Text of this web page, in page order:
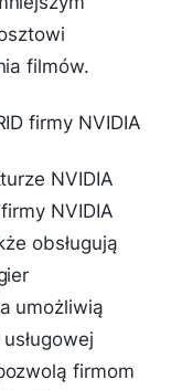
filmów.
firmy NVIDIA
NVIDIA
NVIDIA
obsługują
umożliwią
firmom